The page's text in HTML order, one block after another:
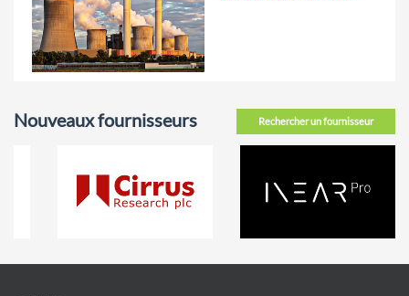
Rechercher un fournisseur
Nouveaux fournisseurs